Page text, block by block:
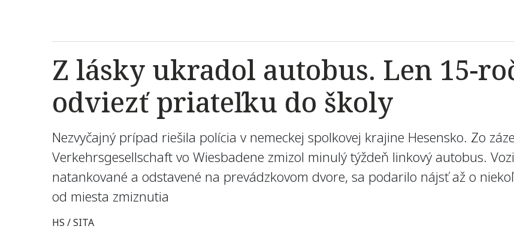
Z lásky ukradol autobus. Len 15-
odviezť priateľku do školy
Nezvyčajný prípad riešila polícia v nemeckej spolkovej krajine Hesensko. Zo
Verkehrsgesellschaft vo Wiesbadene zmizol minulý týždeň linkový autobus.
natankované a odstavené na prevádzkovom dvore, sa podarilo nájsť až o
od miesta zmiznutia
HS / SITA